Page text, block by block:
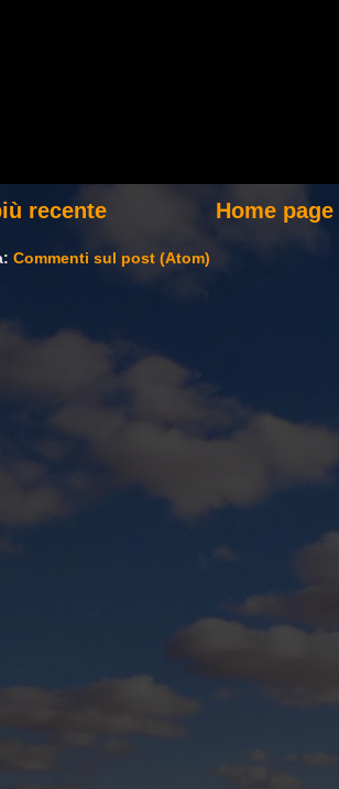
recente Home page
Commenti sul post (Atom)